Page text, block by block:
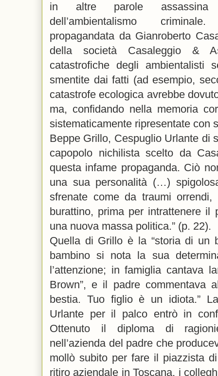
in altre parole
dell’ambientalismo
propagandata da Gianroberto
della società Casaleggio &
catastrofiche degli ambientalisti
smentite dai fatti (ad esempio,
catastrofe ecologica avrebbe
ma, confidando nella memoria
sistematicamente ripresentate con
Beppe Grillo, Cespuglio Urlante di
capopolo nichilista scelto da
questa infame propaganda. Ciò
una sua personalità (…)
sfrenate come da traumi
burattino, prima per intrattenere il
una nuova massa politica.” (p. 22).
Quella di Grillo è la “storia di un
bambino si nota la sua
l’attenzione; in famiglia cantava
Brown”, e il padre commentava
bestia. Tuo figlio è un idiota.”
Urlante per il palco entrò in
Ottenuto il diploma di
nell’azienda del padre che
mollò subito per fare il piazzista
ritiro aziendale in Toscana, i